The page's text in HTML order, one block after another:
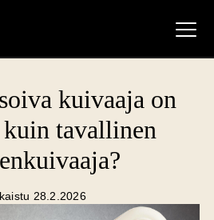
kuivaaja on
tavallinen
28.2.2026